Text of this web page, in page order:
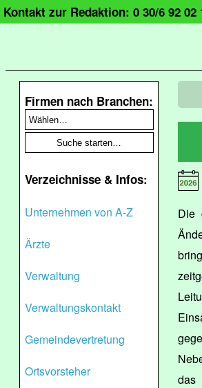
Kontakt zur Redaktion: 0 30/6 92 02
Firmen nach Branchen:
Verzeichnisse & Infos:
Unternehmen von A-Z
Ärzte
Verwaltung
Verwaltungskontakt
Gemeindevertretung
Ortsvorsteher
Die
das